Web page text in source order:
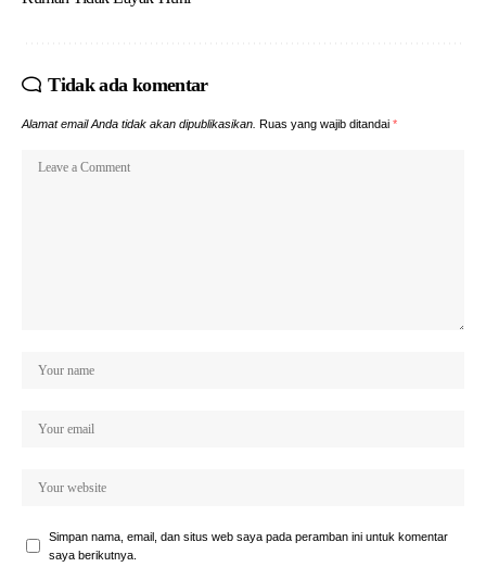
Tidak ada komentar
Alamat email Anda tidak akan dipublikasikan. Ruas yang wajib ditandai *
Simpan nama, email, dan situs web saya pada peramban ini untuk komentar
saya berikutnya.